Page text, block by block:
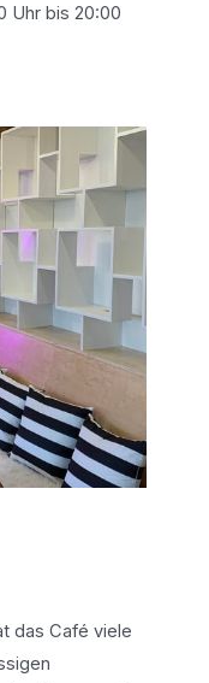
Uhr bis 20:00
das Café viele